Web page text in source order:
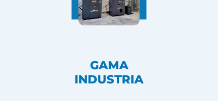
GAMA
INDUSTRIA